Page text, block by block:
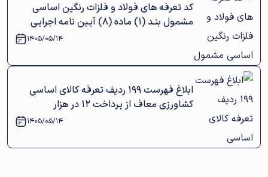
کد تعرفه‌ های فولاد و فلزات رنگین اساسی
مشمول بنـد (١) ماده (٨) آیین‌ نامه اجرایی
1405/05/14
ابلاغ فهرست ۱۹۹ ردیف تعرفه کالای اساسی
کشاورزی معاف از پرداخت ۱۲ در هزار
1405/05/14